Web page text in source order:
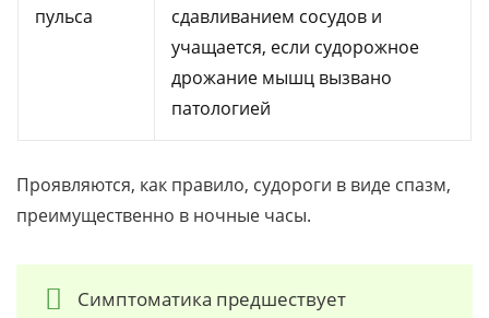
пульса
сдавливанием сосудов и
учащается, если судорожное
дрожание мышц вызвано
патологией
Проявляются, как правило, судороги в виде спазм,
преимущественно в ночные часы.
Симптоматика предшествует